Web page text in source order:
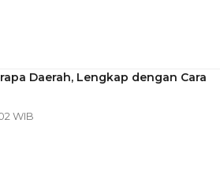
Daerah, Lengkap dengan Cara
WIB